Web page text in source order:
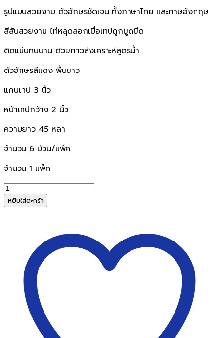
รูปแบบสวยงาม ตัวอักษรชัดเจน ทั้งภาษาไทย และภาษอังกฤษ
สีสันสวยงาม ไท่หลุดลอกเมื่อเทปถูกขูดขีด
ติดแน่นทนนาน ด้วยกาวสังเคราะห์สูตรน้ำ
ตัวอักษรสีแดง พื้นขาว
แกนเทป 3 นิ้ว
หน้าเทปกว้าง 2 นิ้ว
ความยาว 45 หลา
จำนวน 6 ม้วน/แพ็ค
จำนวน 1 แพ็ค
จำนวน
เทป
โอ
แตก"FRAGILE
2นิ้วx45หลา
หลุยส์(6ม้วน)
หยิบใส่ตะกร้า